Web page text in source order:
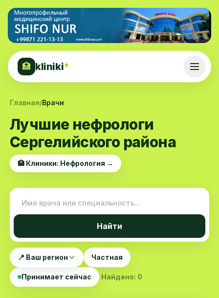
🏥 kliniki*
Главная/Врачи
Лучшие нефрологи
Сергелийского района
🏥 Клиники: Нефрология →
Найти
📍 Ваш регион Частная
Принимает сейчас Найдено: 0